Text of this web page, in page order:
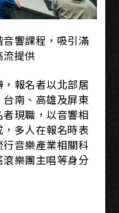
響課程，吸引滿
流提供
報名者以北部居
南、高雄及屏東
現職，以音響相
多人在報名時表
音樂產業相關科
樂團主唱等身分